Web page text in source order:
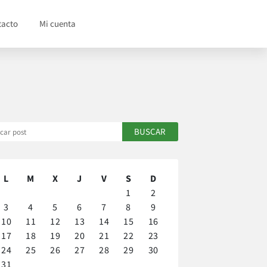
Mi cuenta
L M X J V S
D
1
2
3
4 5 6 7 8
9
10
11 12 13 14 15
16
17
18 19 20 21 22
23
24
25 26 27 28 29
30
31